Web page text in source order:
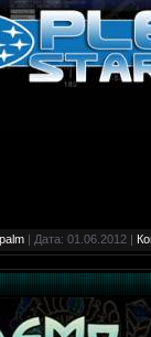
| Дата: 01.06.2012 |